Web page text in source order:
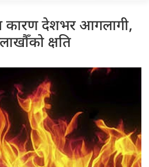
कारण देशभर आगलागी,
लाखौँको क्षति